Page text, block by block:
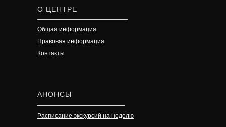
О ЦЕНТРЕ
Общая информация
Правовая информация
Контакты
АНОНСЫ
Расписание экскурсий на неделю